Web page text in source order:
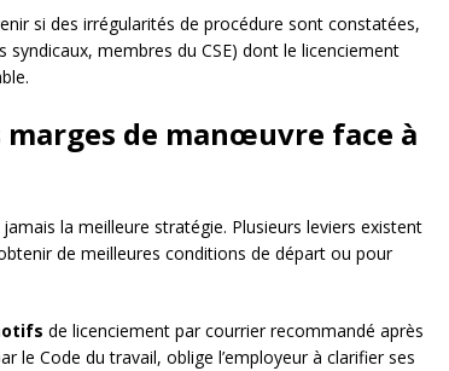
si des irrégularités de procédure sont constatées,
membres du CSE) dont le licenciement
de manœuvre face à
la meilleure stratégie. Plusieurs leviers existent
de meilleures conditions de départ ou pour
de licenciement par courrier recommandé après
le Code du travail, oblige l’employeur à clarifier ses